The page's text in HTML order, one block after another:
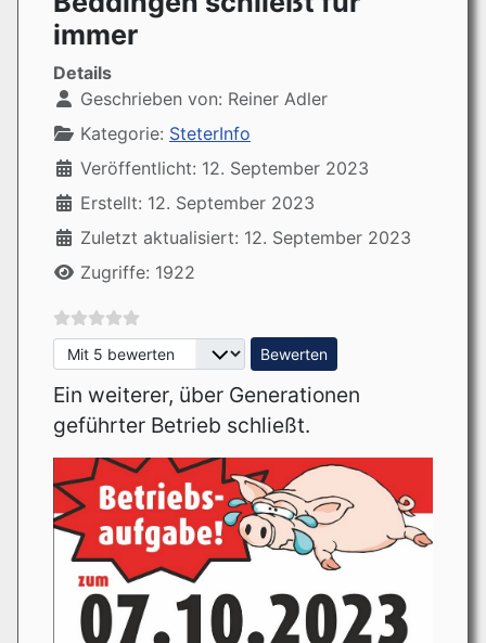
immer
Details
Geschrieben von: Reiner Adler
Kategorie: SteterInfo
Veröffentlicht: 12. September 2023
Erstellt: 12. September 2023
Zuletzt aktualisiert: 12. September 2023
Zugriffe: 1922
Bitte bewerten
Ein weiterer, über Generationen
geführter Betrieb schließt.